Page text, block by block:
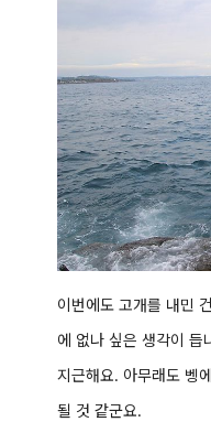
이번에도 고개를 내민
에 없나 싶은 생각이 듭
지근해요. 아무래도 벵
될 것 같군요.